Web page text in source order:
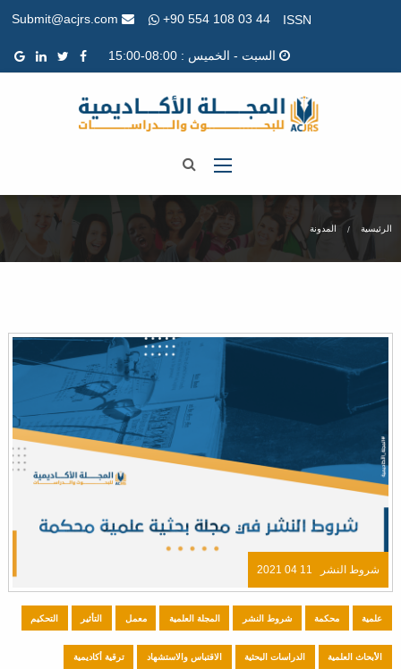
ISSN
+90 554 108 03 44
السبت - الخميس : 08:00-15:00
الرئيسية المدونة
شروط النشر 11 04 2021
علمية محكمة شروط النشر المجلة العلمية معمل التأثير التحكيم
الأبحاث العلمية الدراسات البحثية الاقتباس والاستشهاد ترقية أكاديمية